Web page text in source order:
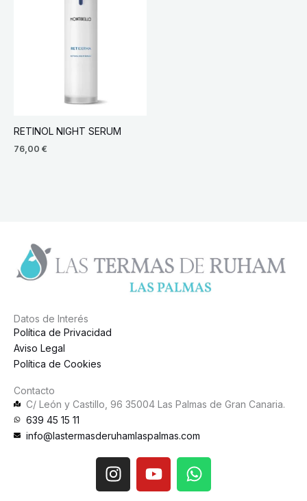
RETINOL NIGHT SERUM
76,00 €
Datos de Interés
Política de Privacidad
Aviso Legal
Política de Cookies
Contacto
C/ León y Castillo, 96 35004 Las Palmas de Gran Canaria.
639 45 15 11
info@lastermasderuhamlaspalmas.com
I
n
Y
o
W
h